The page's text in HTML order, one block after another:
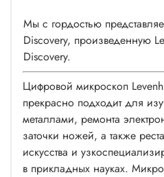
Мы с гордостью
Discovery, произведенную
Discovery.
Цифровой микроскоп
прекрасно подходит для
металлами, ремонта
заточки ножей, а также
искусства и
в прикладных науках.